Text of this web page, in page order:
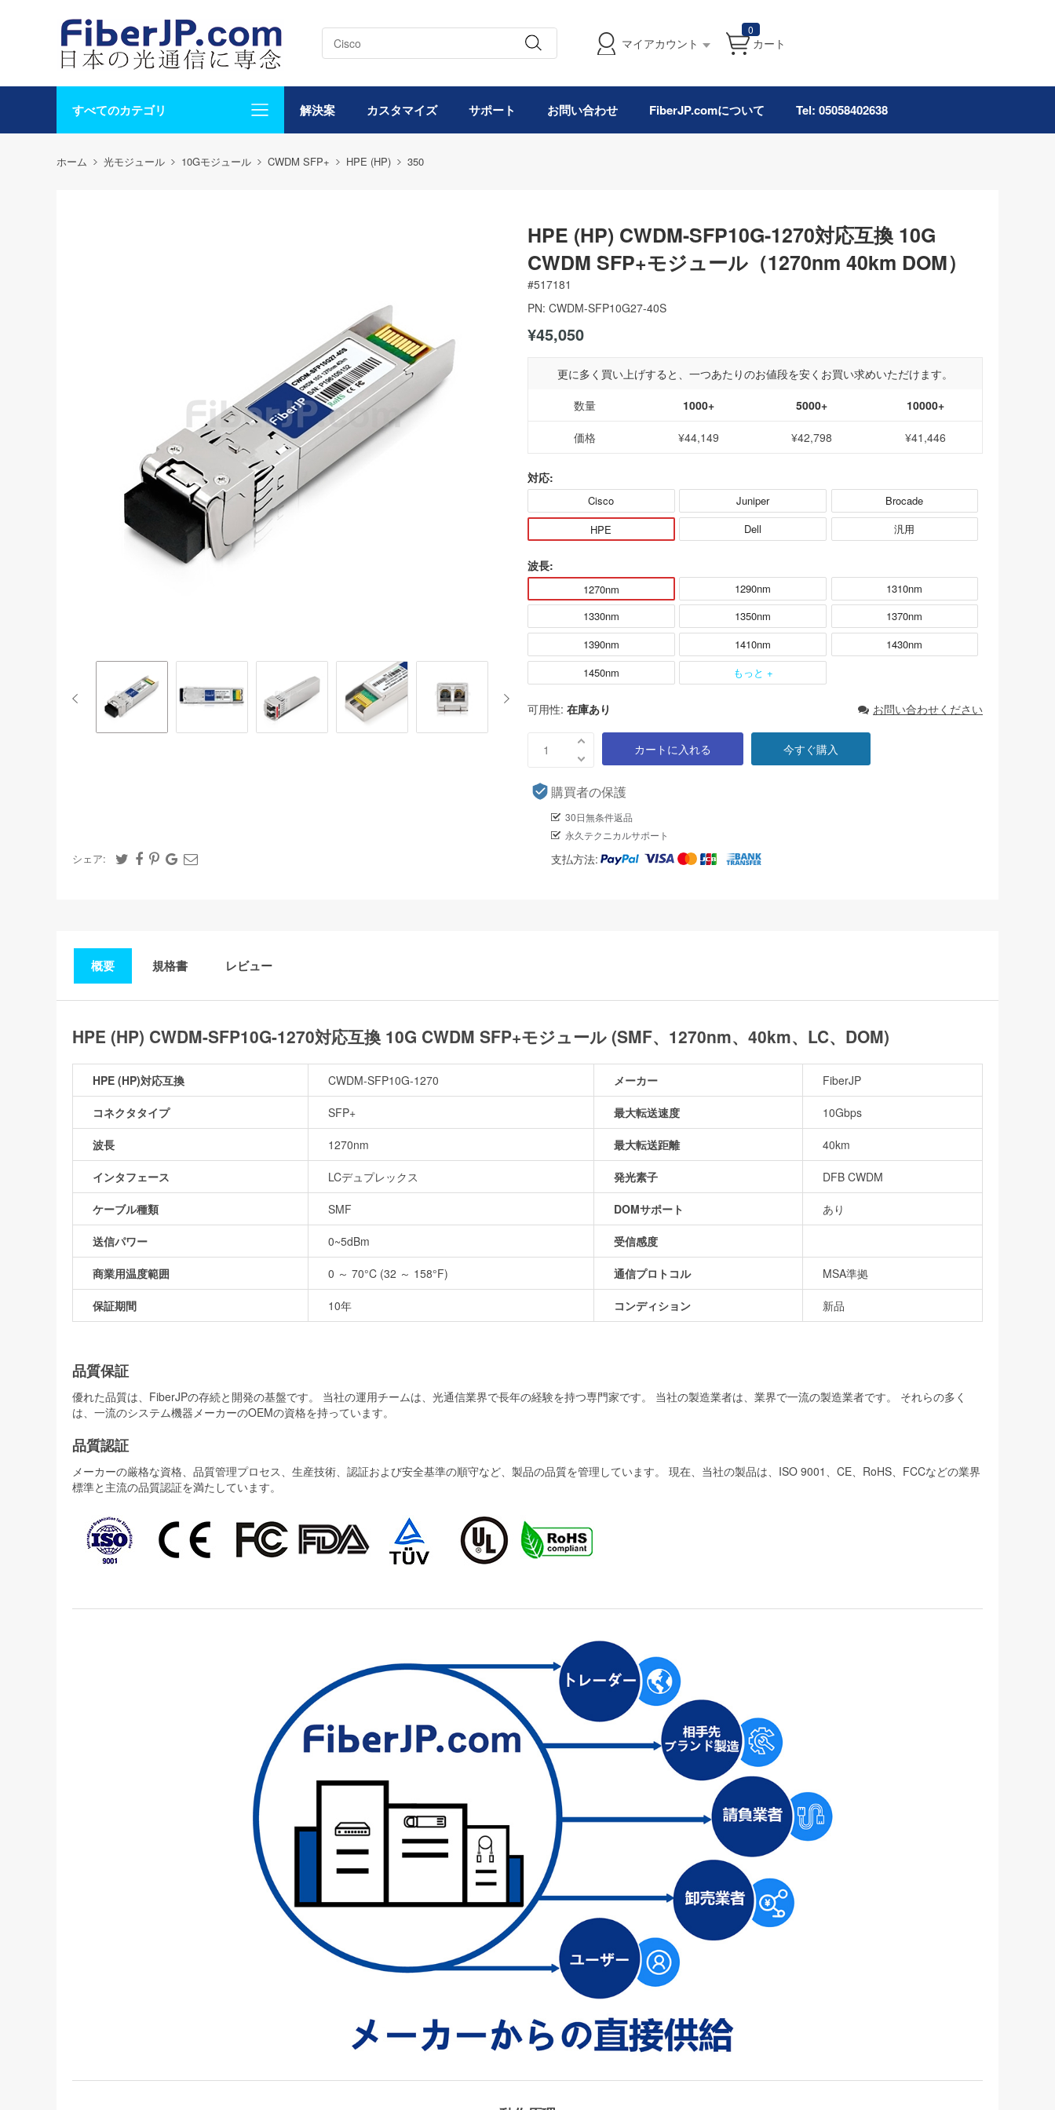
マイアカウント
0
カート
すべてのカテゴリ 解決案 カスタマイズ サポート お問い合わせ FiberJP.comについて Tel: 05058402638
ホーム 光モジュール 10Gモジュール CWDM SFP+ HPE (HP) 350
シェア:
HPE (HP) CWDM-SFP10G-1270対応互換 10G
CWDM SFP+モジュール（1270nm 40km DOM）
#517181
PN: CWDM-SFP10G27-40S
¥45,050
更に多く買い上げすると、一つあたりのお値段を安くお買い求めいただけます。
数量
1000+ 5000+ 10000+
価格 ¥44,149 ¥42,798 ¥41,446
対応:
Cisco Juniper
Brocade
HPE
Dell 汎用
波長:
1270nm 1290nm
1310nm
1330nm
1350nm
1370nm
1390nm
1410nm
1430nm
1450nm
もっと +
可用性: 在庫あり お問い合わせください
カートに入れる 今すぐ購入
購買者の保護
30日無条件返品
永久テクニカルサポート
支払方法:
概要 規格書 レビュー
HPE (HP) CWDM-SFP10G-1270対応互換 10G CWDM SFP+モジュール (SMF、1270nm、40km、LC、DOM)
HPE (HP)対応互換 CWDM-SFP10G-1270 メーカー FiberJP
コネクタタイプ SFP+ 最大転送速度 10Gbps
波長 1270nm 最大転送距離 40km
インタフェース LCデュプレックス 発光素子 DFB CWDM
ケーブル種類 SMF DOMサポート あり
送信パワー 0~5dBm 受信感度
商業用温度範囲 0 ～ 70°C (32 ～ 158°F) 通信プロトコル MSA準拠
保証期間 10年 コンディション 新品
品質保証
優れた品質は、FiberJPの存続と開発の基盤です。 当社の運用チームは、光通信業界で長年の経験を持つ専門家です。 当社の製造業者は、業界で一流の製造業者です。 それらの多く
は、一流のシステム機器メーカーのOEMの資格を持っています。
品質認証
メーカーの厳格な資格、品質管理プロセス、生産技術、認証および安全基準の順守など、製品の品質を管理しています。 現在、当社の製品は、ISO 9001、CE、RoHS、FCCなどの業界
標準と主流の品質認証を満たしています。